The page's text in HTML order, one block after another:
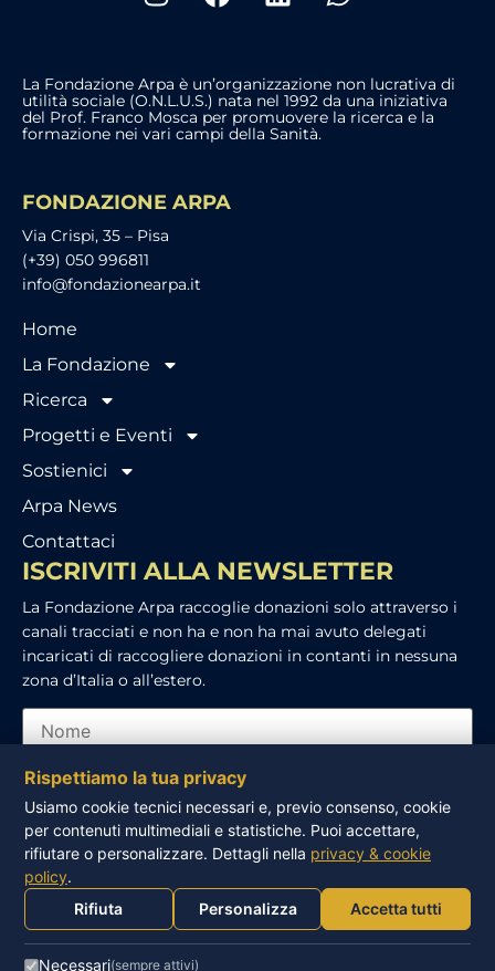
La Fondazione Arpa è un’organizzazione non lucrativa di
utilità sociale (O.N.L.U.S.) nata nel 1992 da una iniziativa
del Prof. Franco Mosca per promuovere la ricerca e la
formazione nei vari campi della Sanità.
FONDAZIONE ARPA
Via Crispi, 35 – Pisa
(+39) 050 996811
info@fondazionearpa.it
Home
La Fondazione
Ricerca
Progetti e Eventi
Sostienici
Arpa News
Contattaci
ISCRIVITI ALLA NEWSLETTER
La Fondazione Arpa raccoglie donazioni solo attraverso i
canali tracciati e non ha e non ha mai avuto delegati
incaricati di raccogliere donazioni in contanti in nessuna
zona d’Italia o all’estero.
Ho letto e accetto l’informativa sulla privacy
Rispettiamo la tua privacy
Usiamo cookie tecnici necessari e, previo consenso, cookie
per contenuti multimediali e statistiche. Puoi accettare,
rifiutare o personalizzare. Dettagli nella privacy & cookie
policy.
Rifiuta
Personalizza Accetta tutti
Necessari(sempre attivi)